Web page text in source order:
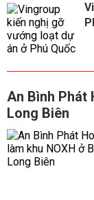
An Bình Phát
Long Biên